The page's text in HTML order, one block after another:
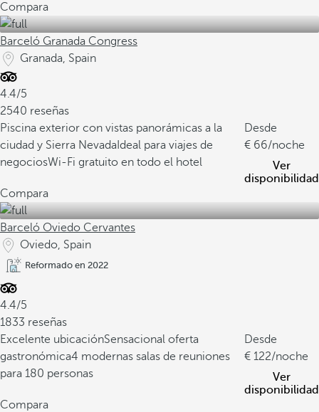
Compara
Barceló Granada Congress
Granada, Spain
4.4/5
2540 reseñas
Piscina exterior con vistas panorámicas a la
ciudad y Sierra Nevada Ideal para viajes de
negociosWi-Fi gratuito en todo el hotel
Desde
66/noche
Ver
disponibilidad
Compara
Barceló Oviedo Cervantes
Oviedo, Spain
Reformado en 2022
4.4/5
1833 reseñas
Excelente ubicaciónSensacional oferta
gastronómica4 modernas salas de reuniones
para 180 personas
Desde
122/noche
Ver
disponibilidad
Compara